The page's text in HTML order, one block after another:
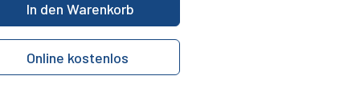
In den Warenkorb
Online kostenlos